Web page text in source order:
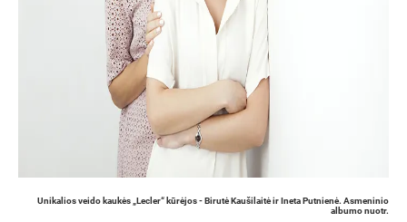
Unikalios veido kaukės „Lecler“ kūrėjos - Birutė Kaušilaitė ir Ineta Putnienė. Asmeninio
albumo nuotr.